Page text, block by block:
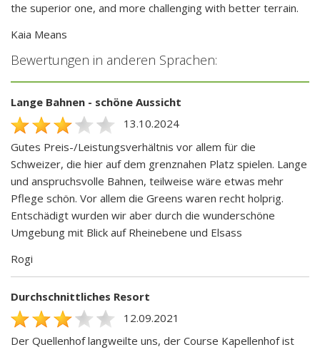
the superior one, and more challenging with better terrain.
Kaia Means
Bewertungen in anderen Sprachen:
Lange Bahnen - schöne Aussicht
13.10.2024
Gutes Preis-/Leistungsverhältnis vor allem für die
Schweizer, die hier auf dem grenznahen Platz spielen. Lange
und anspruchsvolle Bahnen, teilweise wäre etwas mehr
Pflege schön. Vor allem die Greens waren recht holprig.
Entschädigt wurden wir aber durch die wunderschöne
Umgebung mit Blick auf Rheinebene und Elsass
Rogi
Durchschnittliches Resort
12.09.2021
Der Quellenhof langweilte uns, der Course Kapellenhof ist